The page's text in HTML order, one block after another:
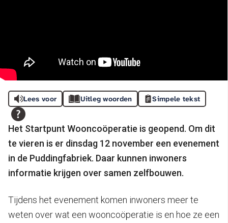
Lees voor Uitleg woorden Simpele tekst
Het Startpunt Wooncoöperatie is geopend. Om dit
te vieren is er dinsdag 12 november een evenement
in de Puddingfabriek. Daar kunnen inwoners
informatie krijgen over samen zelfbouwen.
Tijdens het evenement komen inwoners meer te
weten over wat een wooncoöperatie is en hoe ze een